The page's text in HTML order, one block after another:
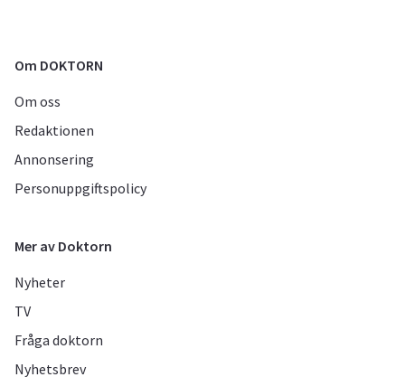
Om DOKTORN
Om oss
Redaktionen
Annonsering
Personuppgiftspolicy
Mer av Doktorn
Nyheter
TV
Fråga doktorn
Nyhetsbrev